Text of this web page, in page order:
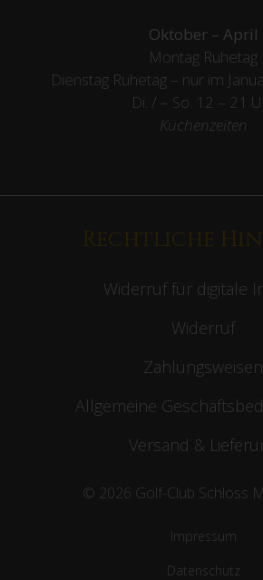
Oktober – April
Montag Ruhetag
Dienstag Ruhetag – nur im
Di. / – So. 12 – 21
Küchenzeiten
Rechtliche
Widerruf für digitale
Widerruf
Zahlungsweisen
Allgemeine
Versand &
© 2026 Golf-Club Schloss
Impressum
Datenschutz